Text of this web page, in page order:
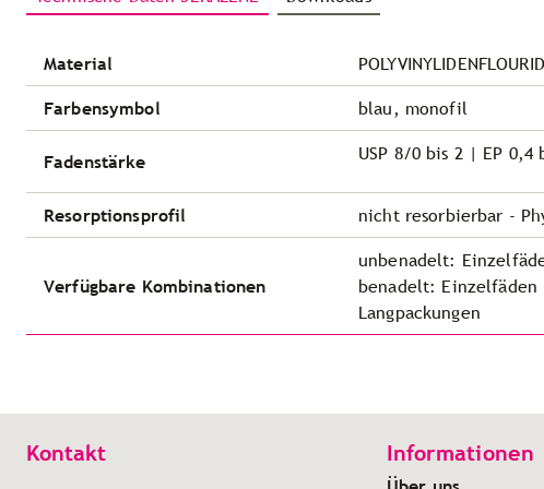
Material POLYVINYLIDENFLOURID
Farbensymbol blau, monofil
Fadenstärke USP 8/0 bis 2 | EP 0,4
Resorptionsprofil nicht resorbierbar -
Verfügbare Kombinationen
unbenadelt:
benadelt:
Langpackungen
Kontakt Informationen